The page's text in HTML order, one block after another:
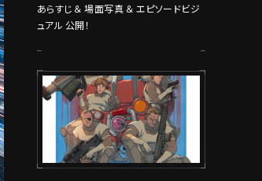
あらすじ ＆ 場面写真 ＆ エピソードビジ
ュアル 公開！